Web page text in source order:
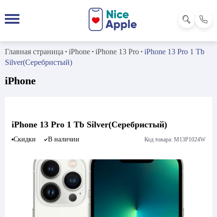
Главная страница iPhone iPhone 13 Pro
iPhone 13 Pro 1 Tb
Silver(Серебристый)
iPhone
iPhone 13 Pro 1 Tb Silver(Серебристый)
Скидки В наличии Код товара: M13P1024W